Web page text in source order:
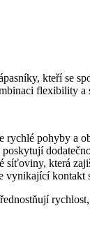
kteří se
flexibility
rychlé pohyby a
síťoviny, která
vynikající